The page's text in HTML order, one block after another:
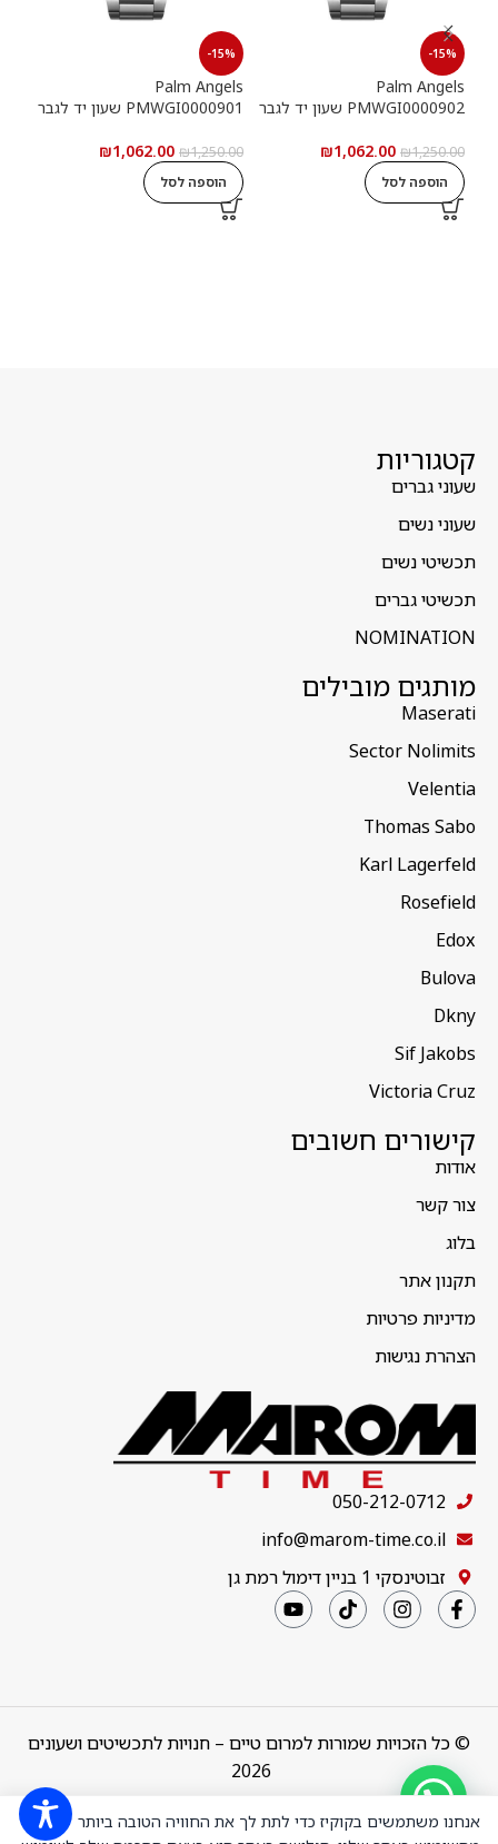
-15%
Palm Angels
PMWGI0000902 שעון יד לגבר
₪1,250.00
₪1,062.00
הוספה לסל
-15%
Palm Angels
PMWGI0000901 שעון יד לגבר
₪1,250.00
₪1,062.00
הוספה לסל
קטגוריות
שעוני גברים
שעוני נשים
תכשיטי נשים
תכשיטי גברים
NOMINATION
מותגים מובילים
Maserati
Sector Nolimits
Velentia
Thomas Sabo
Karl Lagerfeld
Rosefield
Edox
Bulova
Dkny
Sif Jakobs
Victoria Cruz
קישורים חשובים
אודות
צור קשר
בלוג
תקנון אתר
מדיניות פרטיות
הצהרת נגישות
050-212-0712
info@marom-time.co.il
זבוטינסקי 1 בניין דימול רמת גן
© כל הזכויות שמורות למרום טיים – חנויות לתכשיטים ושעונים
2026
Design & Code bythebuildup
אנחנו משתמשים בקוקיז כדי לתת לך את החוויה הטובה ביותר